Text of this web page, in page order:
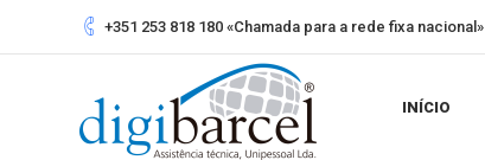
+351 253 818 180 «Chamada para a rede fixa nacional»
INÍCIO